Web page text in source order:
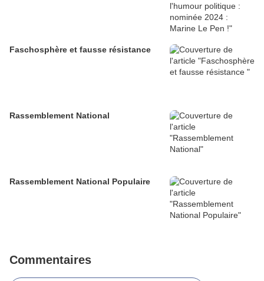
Faschosphère et fausse résistance
Rassemblement National
Rassemblement National Populaire
Commentaires